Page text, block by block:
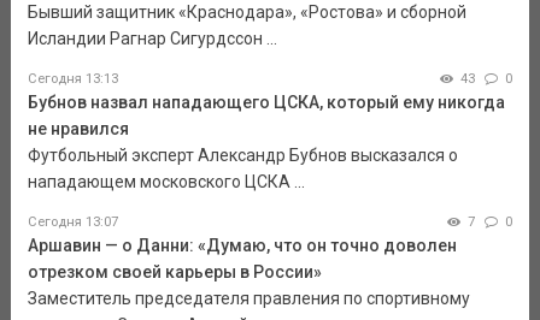
Бывший защитник «Краснодара», «Ростова» и сборной
Исландии Рагнар Сигурдссон ...
Сегодня 13:13 43 0
Бубнов назвал нападающего ЦСКА, который ему никогда
не нравился
Футбольный эксперт Александр Бубнов высказался о
нападающем московского ЦСКА ...
Сегодня 13:07 7 0
Аршавин — о Данни: «Думаю, что он точно доволен
отрезком своей карьеры в России»
Заместитель председателя правления по спортивному